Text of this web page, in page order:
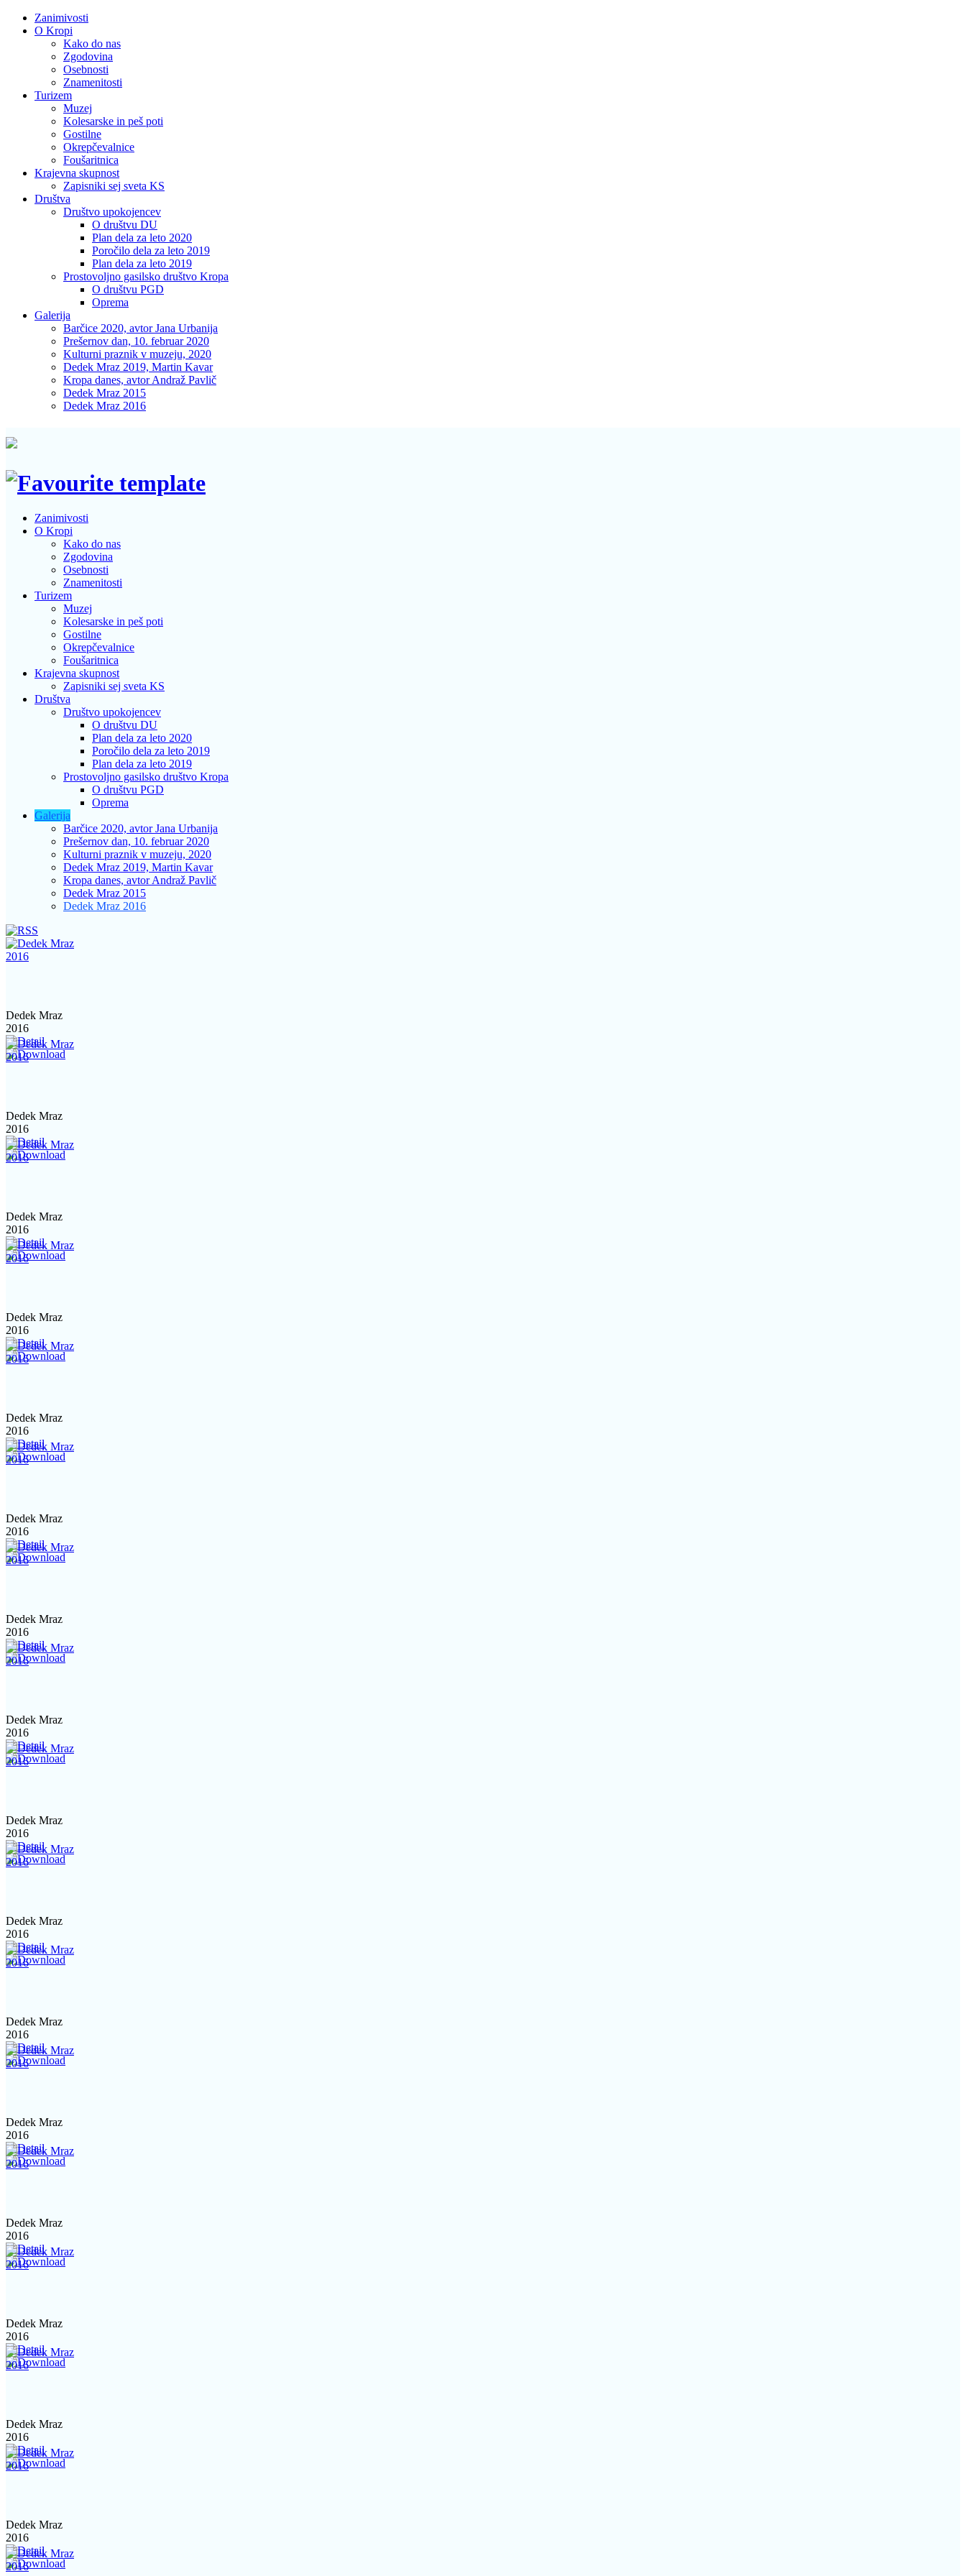
Zanimivosti
O Kropi
Kako do nas
Zgodovina
Osebnosti
Znamenitosti
Turizem
Muzej
Kolesarske in peš poti
Gostilne
Okrepčevalnice
Foušaritnica
Krajevna skupnost
Zapisniki sej sveta KS
Društva
Društvo upokojencev
O društvu DU
Plan dela za leto 2020
Poročilo dela za leto 2019
Plan dela za leto 2019
Prostovoljno gasilsko društvo Kropa
O društvu PGD
Oprema
Galerija
Barčice 2020, avtor Jana Urbanija
Prešernov dan, 10. februar 2020
Kulturni praznik v muzeju, 2020
Dedek Mraz 2019, Martin Kavar
Kropa danes, avtor Andraž Pavlič
Dedek Mraz 2015
Dedek Mraz 2016
Zanimivosti
O Kropi
Kako do nas
Zgodovina
Osebnosti
Znamenitosti
Turizem
Muzej
Kolesarske in peš poti
Gostilne
Okrepčevalnice
Foušaritnica
Krajevna skupnost
Zapisniki sej sveta KS
Društva
Društvo upokojencev
O društvu DU
Plan dela za leto 2020
Poročilo dela za leto 2019
Plan dela za leto 2019
Prostovoljno gasilsko društvo Kropa
O društvu PGD
Oprema
Galerija
Barčice 2020, avtor Jana Urbanija
Prešernov dan, 10. februar 2020
Kulturni praznik v muzeju, 2020
Dedek Mraz 2019, Martin Kavar
Kropa danes, avtor Andraž Pavlič
Dedek Mraz 2015
Dedek Mraz 2016
Dedek Mraz
2016
Dedek Mraz
2016
Dedek Mraz
2016
Dedek Mraz
2016
Dedek Mraz
2016
Dedek Mraz
2016
Dedek Mraz
2016
Dedek Mraz
2016
Dedek Mraz
2016
Dedek Mraz
2016
Dedek Mraz
2016
Dedek Mraz
2016
Dedek Mraz
2016
Dedek Mraz
2016
Dedek Mraz
2016
Dedek Mraz
2016